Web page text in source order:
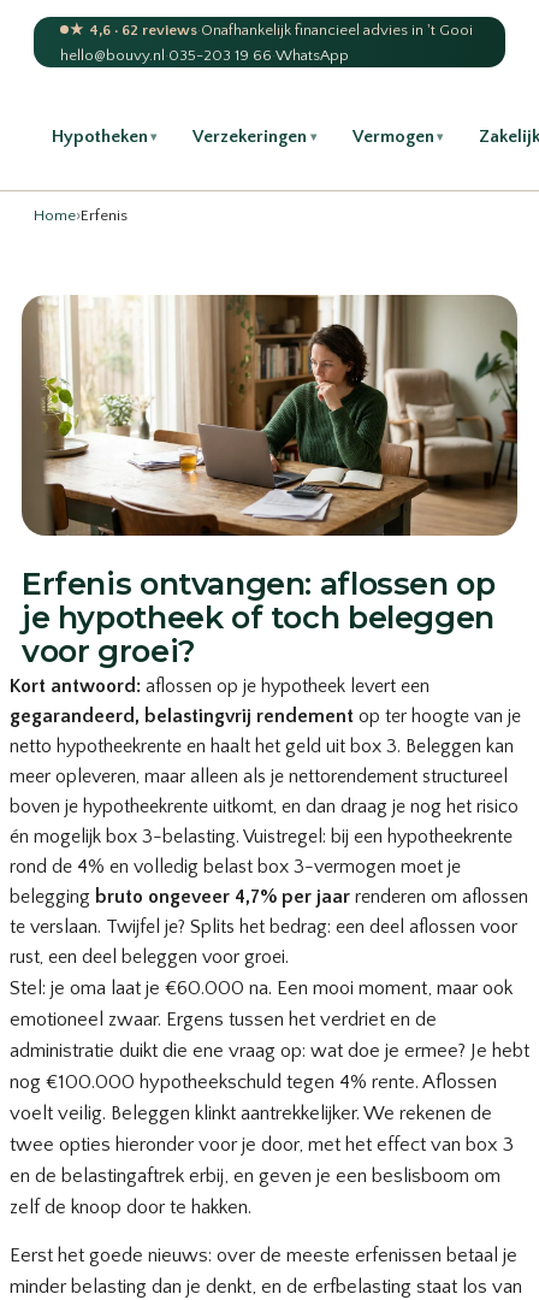
★ 4,6 · 62 reviews·Onafhankelijk financieel advies in 't Gooi
hello@bouvy.nl·035-203 19 66·WhatsApp
Hypotheken ▾ Verzekeringen ▾ Vermogen ▾
Home›Erfenis
Erfenis ontvangen: aflossen op
je hypotheek of toch beleggen
voor groei?
Kort antwoord: aflossen op je hypotheek levert een
gegarandeerd, belastingvrij rendement op ter hoogte van je
netto hypotheekrente en haalt het geld uit box 3. Beleggen kan
meer opleveren, maar alleen als je nettorendement structureel
boven je hypotheekrente uitkomt, en dan draag je nog het risico
én mogelijk box 3-belasting. Vuistregel: bij een hypotheekrente
rond de 4% en volledig belast box 3-vermogen moet je
belegging bruto ongeveer 4,7% per jaar renderen om aflossen
te verslaan. Twijfel je? Splits het bedrag: een deel aflossen voor
rust, een deel beleggen voor groei.
Stel: je oma laat je €60.000 na. Een mooi moment, maar ook
emotioneel zwaar. Ergens tussen het verdriet en de
administratie duikt die ene vraag op: wat doe je ermee? Je hebt
nog €100.000 hypotheekschuld tegen 4% rente. Aflossen
voelt veilig. Beleggen klinkt aantrekkelijker. We rekenen de
twee opties hieronder voor je door, met het effect van box 3
en de belastingaftrek erbij, en geven je een beslisboom om
zelf de knoop door te hakken.
Eerst het goede nieuws: over de meeste erfenissen betaal je
minder belasting dan je denkt, en de erfbelasting staat los van